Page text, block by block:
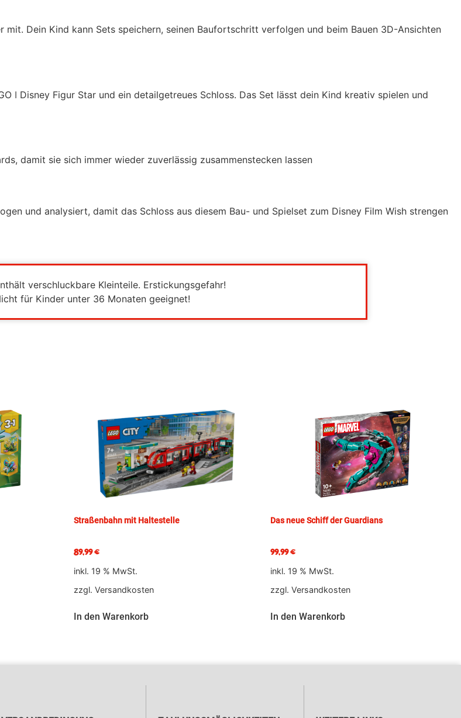
Dein Kind kann Sets speichern, seinen Baufortschritt verfolgen und beim Bauen 3D-Ansichten
ǀ Disney Figur Star und ein detailgetreues Schloss. Das Set lässt dein Kind kreativ spielen und
damit sie sich immer wieder zuverlässig zusammenstecken lassen
und analysiert, damit das Schloss aus diesem Bau- und Spielset zum Disney Film Wish strengen
verschluckbare Kleinteile. Erstickungsgefahr!
für Kinder unter 36 Monaten geeignet!
Straßenbahn mit Haltestelle
89,99€
inkl. 19 % MwSt.
zzgl. Versandkosten
In den Warenkorb
Das neue Schiff der Guardians
99,99€
inkl. 19 % MwSt.
zzgl. Versandkosten
In den Warenkorb